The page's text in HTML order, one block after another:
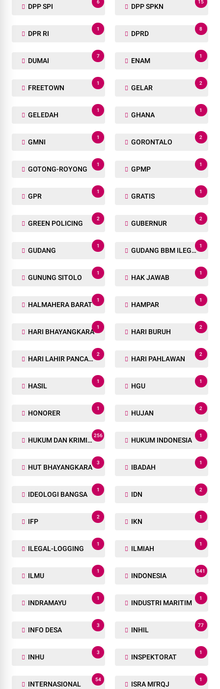
DPP SPI
6
DPP SPKN
15
DPR RI
1
DPRD
8
DUMAI
7
ENAM
1
FREETOWN
1
GELAR
2
GELEDAH
1
GHANA
1
GMNI
1
GORONTALO
2
GOTONG-ROYONG
1
GPMP
1
GPR
1
GRATIS
1
GREEN POLICING
2
GUBERNUR
2
GUDANG
1
GUDANG BBM ILEGAL
1
GUNUNG SITOLO
1
HAK JAWAB
1
HALMAHERA BARAT
1
HAMPAR
1
HARI BHAYANGKARA
1
HARI BURUH
2
HARI LAHIR PANCASILA
2
HARI PAHLAWAN
2
HASIL
1
HGU
1
HONORER
1
HUJAN
2
HUKUM DAN KRIMINAL
256
HUKUM INDONESIA
1
HUT BHAYANGKARA
3
IBADAH
1
IDEOLOGI BANGSA
1
IDN
2
IFP
2
IKN
1
ILEGAL-LOGGING
1
ILMIAH
1
ILMU
1
INDONESIA
841
INDRAMAYU
1
INDUSTRI MARITIM
1
INFO DESA
3
INHIL
77
INHU
3
INSPEKTORAT
1
INTERNASIONAL
54
ISRA MI'RQJ
1